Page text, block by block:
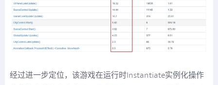
经过进一步定位，该游戏在运行时Instantiate实例化操作